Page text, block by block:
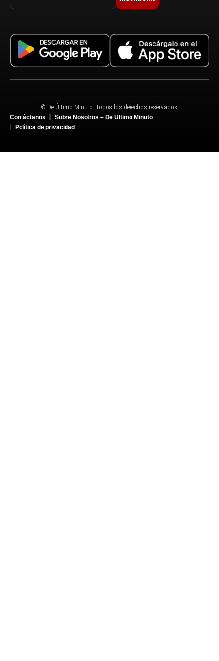
© De Último Minuto. Todos los derechos reservados.
Contáctanos
Sobre Nosotros – De Último Minuto
Política de privacidad